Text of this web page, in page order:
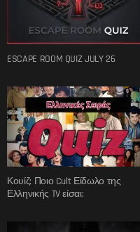
ESCAPE ROOM QUIZ JULY 26
Κουίζ: Ποιο Cult Είδωλο της
Ελληνικής TV είσαι;